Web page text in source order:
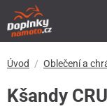
Úvod Oblečení a
Kšandy